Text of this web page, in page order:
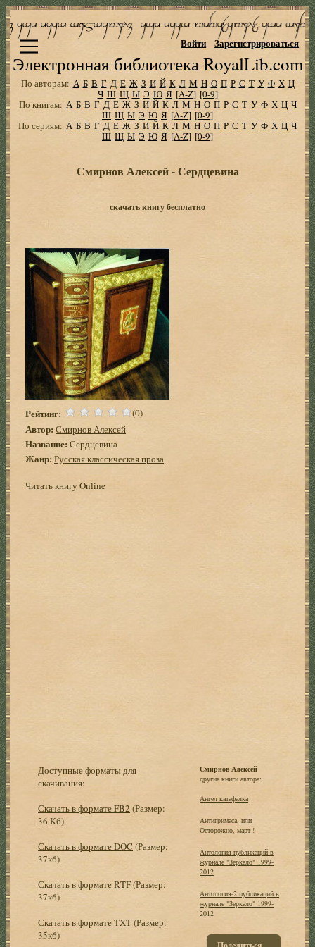
Электронная библиотека RoyalLib.com
Войти Зарегистрироваться
По авторам: А Б В Г Д Е Ж З И Й К Л М Н О П Р С Т У Ф Х Ц
Ч Ш Щ Ы Э Ю Я [A-Z] [0-9]
По книгам: А Б В Г Д Е Ж З И Й К Л М Н О П Р С Т У Ф Х Ц Ч
Ш Щ Ы Э Ю Я [A-Z] [0-9]
По сериям: А Б В Г Д Е Ж З И Й К Л М Н О П Р С Т У Ф Х Ц Ч
Ш Щ Ы Э Ю Я [A-Z] [0-9]
Смирнов Алексей - Сердцевина
скачать книгу бесплатно
Рейтинг: (0)
Автор: Смирнов Алексей
Название: Сердцевина
Жанр: Русская классическая проза
Читать книгу Online
Доступные форматы для
скачивания:
Скачать в формате FB2 (Размер:
36 Кб)
Скачать в формате DOC (Размер:
37кб)
Скачать в формате RTF(Размер:
37кб)
Скачать в формате TXT(Размер:
35кб)
Смирнов Алексей
другие книги автора:
Ангел катафалка
Антигримаса, или
Осторожно, март !
Антология публикаций в
журнале "Зеркало" 1999-
2012
Антология-2 публикаций в
журнале "Зеркало" 1999-
2012